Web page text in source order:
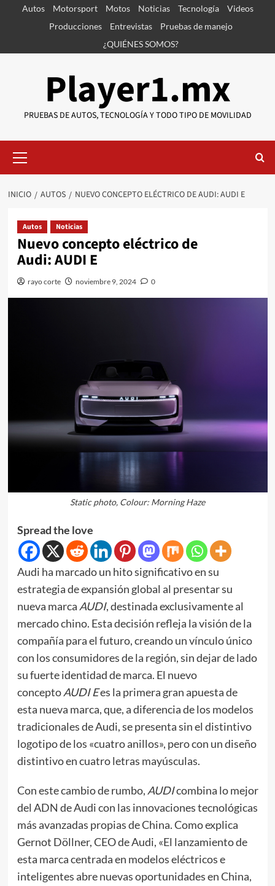
SaltarAutos Motorsport Motos Noticias Tecnología
Videos
Producciones
Entrevistas
Pruebas de manejo
¿QUIÉNES SOMOS?
Player1.mx
PRUEBAS DE AUTOS, TECNOLOGÍA Y TODO TIPO DE MOVILIDAD
primario
INICIO AUTOS NUEVO CONCEPTO ELÉCTRICO DE AUDI: AUDI E
Autos Noticias
Nuevo concepto eléctrico de
Audi: AUDI E
rayo corte noviembre 9, 2024 0
Static photo, Colour: Morning Haze
Spread the love
Audi ha marcado un hito significativo en su
estrategia de expansión global al presentar su
nueva marca AUDI, destinada exclusivamente al
mercado chino. Esta decisión refleja la visión de la
compañía para el futuro, creando un vínculo único
con los consumidores de la región, sin dejar de lado
su fuerte identidad de marca. El nuevo
conceptoAUDI Ees la primera gran apuesta de
esta nueva marca, que, a diferencia de los modelos
tradicionales de Audi, se presenta sin el distintivo
logotipo de los «cuatro anillos», pero con un diseño
distintivo en cuatro letras mayúsculas.
Con este cambio de rumbo, AUDIcombina lo mejor
del ADN de Audi con las innovaciones tecnológicas
más avanzadas propias de China. Como explica
Gernot Döllner, CEO de Audi, «El lanzamiento de
esta marca centrada en modelos eléctricos e
inteligentes abre nuevas oportunidades en China,